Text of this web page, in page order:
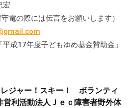
宏
電の際には伝言をお願いします）
成17年度子どもゆめ基金賛助金」
レジャー！スキー！ ボランティ
利活動法人Ｊｅｃ障害者野外体